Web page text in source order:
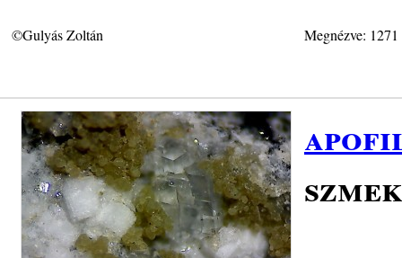
©Gulyás Zoltán Megnézve: